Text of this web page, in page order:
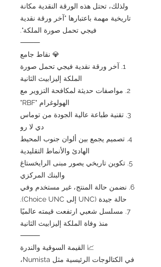
ولذلك، تحتل هذه الورقة النقدية مكانة
تاريخية مهمة باعتبارها "آخر ورقة نقدية
فيجي تحمل صورة الملكة".
⸻
💎 نقاط جامع
1. آخر ورقة نقدية فيجي تحمل صورة
الملكة إليزابيث الثانية
2. مواصفات حديثة لمكافحة التزوير مع
الهولوغرام "RBF"
3. تقنية طباعة عالية الجودة من توماس
دي لا رو
4. تصميم يجمع بين ألوان جنوب المحيط
الهادئ والأنماط التقليدية
5. تكوين تاريخي يصور مبنى الرايخستاغ
والبنك المركزي
6. نضمن حالة المنتج، غير مستخدم وفي
حالة جيدة (UNC إلى Choice UNC).
7. مسلسل شعبي ارتفعت قيمته عالميًا
منذ وفاة الملكة إليزابيث الثانية
⸻
📈 القيمة السوقية والندرة
في الكتالوجات الرئيسية مثل Numista،